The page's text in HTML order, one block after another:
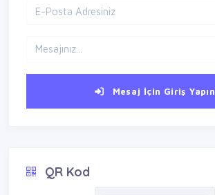
Mesaj İçin Giriş Yapın
QR Kod